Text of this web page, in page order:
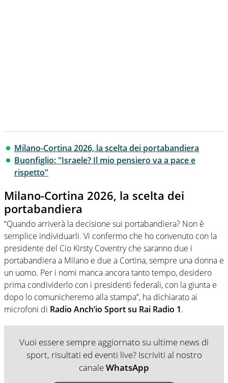
Milano-Cortina 2026, la scelta dei portabandiera
Buonfiglio: "Israele? Il mio pensiero va a pace e
rispetto"
Milano-Cortina 2026, la scelta dei
portabandiera
“Quando arriverà la decisione sui portabandiera? Non è
semplice individuarli. Vi confermo che ho convenuto con la
presidente del Cio Kirsty Coventry che saranno due i
portabandiera a Milano e due a Cortina, sempre una donna e
un uomo. Per i nomi manca ancora tanto tempo, desidero
prima condividerlo con i presidenti federali, con la giunta e
dopo lo comunicheremo alla stampa”, ha dichiarato ai
microfoni di Radio Anch’io Sport su Rai Radio 1.
Vuoi essere sempre aggiornato su ultime news di
sport, risultati ed eventi live? Iscriviti al nostro
canaleWhatsApp